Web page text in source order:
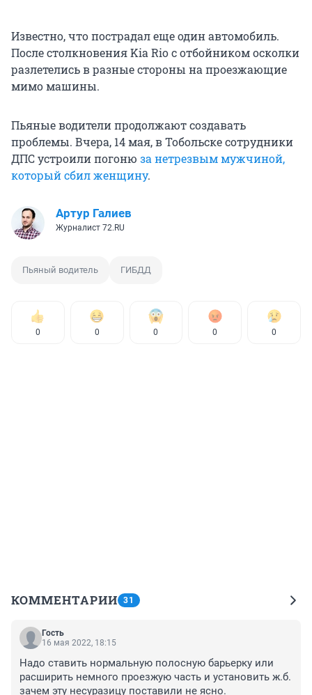
Известно, что пострадал еще один автомобиль.
После столкновения Kia Rio с отбойником осколки
разлетелись в разные стороны на проезжающие
мимо машины.
Пьяные водители продолжают создавать
проблемы. Вчера, 14 мая, в Тобольске сотрудники
ДПС устроили погоню за нетрезвым мужчиной,
который сбил женщину.
Артур Галиев
Журналист 72.RU
Пьяный водитель ГИБДД
0 0 0 0 0
КОММЕНТАРИИ 31
Гость
16 мая 2022, 18:15
Надо ставить нормальную полосную барьерку или
расширить немного проезжую часть и установить ж.б.
зачем эту несуразицу поставили не ясно.